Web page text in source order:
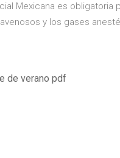
Mexicana es
y los gases
de verano pdf